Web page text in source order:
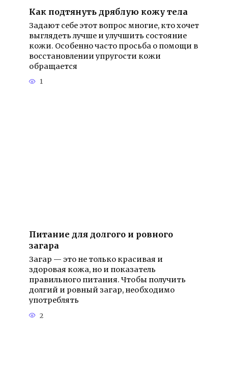
Как подтянуть дряблую кожу тела
Задают себе этот вопрос многие, кто хочет
выглядеть лучше и улучшить состояние
кожи. Особенно часто просьба о помощи в
восстановлении упругости кожи
обращается
1
Питание для долгого и ровного
загара
Загар — это не только красивая и
здоровая кожа, но и показатель
правильного питания. Чтобы получить
долгий и ровный загар, необходимо
употреблять
2